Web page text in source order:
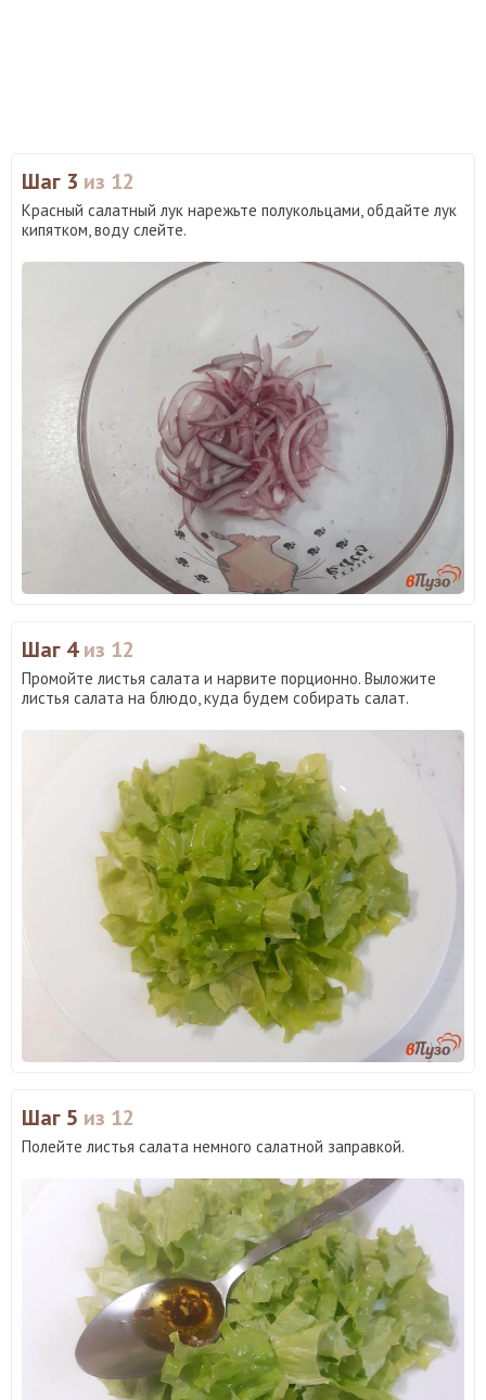
Шаг 3 из 12
Красный салатный лук нарежьте полукольцами, обдайте лук
кипятком, воду слейте.
Шаг 4из 12
Промойте листья салата и нарвите порционно. Выложите
листья салата на блюдо, куда будем собирать салат.
Шаг 5 из 12
Полейте листья салата немного салатной заправкой.